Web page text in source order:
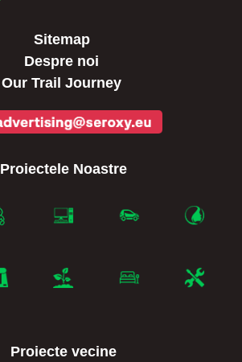
Sitemap
Despre noi
Our Trail Journey
Proiectele Noastre
Proiecte vecine